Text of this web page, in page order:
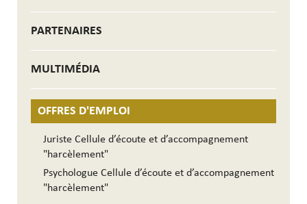
PARTENAIRES
MULTIMÉDIA
OFFRES D'EMPLOI
Juriste Cellule d’écoute et d’accompagnement
"harcèlement"
Psychologue Cellule d’écoute et d’accompagnement
"harcèlement"